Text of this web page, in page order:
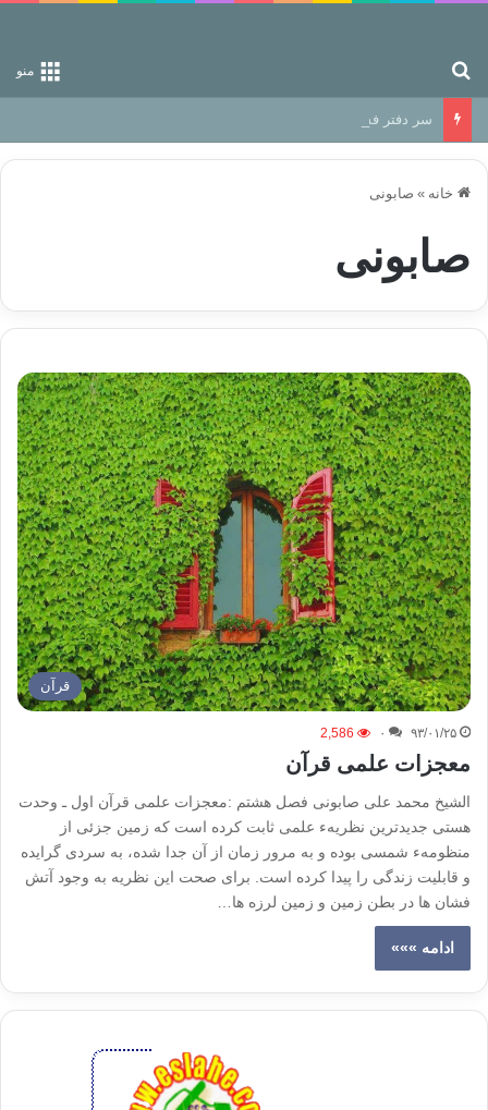
منو
سر دفتر فساد در زمین‌، دوری وکناره‌گیری از راه خداست‌!
خانه » صابونی
صابونی
قرآن
۹۳/۰۱/۲۵ ۰ 2,586
معجزات علمی قرآن
الشيخ محمد علی صابونی فصل هشتم :معجزات علمی قرآن اول ـ وحدت
هستی جدیدترین نظریهء علمی ثابت کرده است که زمین جزئی از
منظومهء شمسی بوده و به مرور زمان از آن جدا شده، به سردی گرایده
و قابلیت زندگی را پیدا کرده است. برای صحت این نظریه به وجود آتش
فشان ها در بطن زمین و زمین لرزه ها…
ادامه »»»